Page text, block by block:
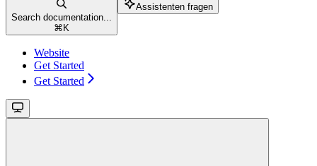
Search documentation...
⌘ K
Assistenten fragen
Website
Get Started
Get Started